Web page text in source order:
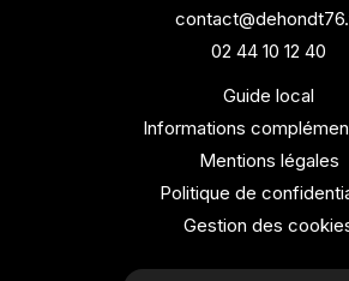
02 44 10 12 40
Guide local
Informations
Mentions légales
Politique de
Gestion des